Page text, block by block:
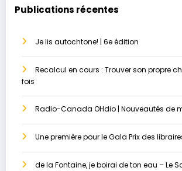
Publications récentes
Je lis autochtone! | 6e édition
Recalcul en cours : Trouver son propre
fois
Radio-Canada OHdio | Nouveautés de
Une première pour le Gala Prix des
de la Fontaine, je boirai de ton eau – Le